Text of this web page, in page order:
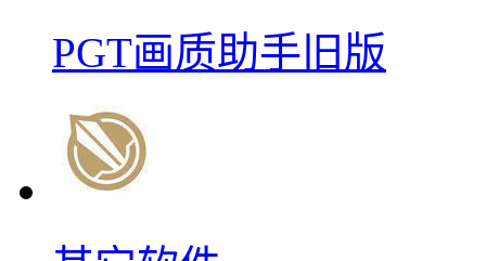
PGT画质助手旧版